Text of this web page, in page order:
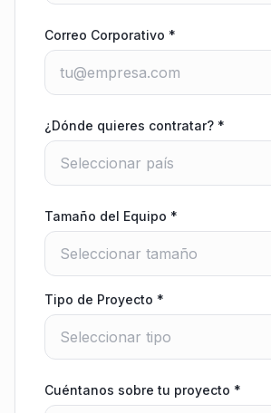
Correo Corporativo *
¿Dónde quieres contratar? *
Tamaño del Equipo *
Tipo de Proyecto *
Cuéntanos sobre tu proyecto *